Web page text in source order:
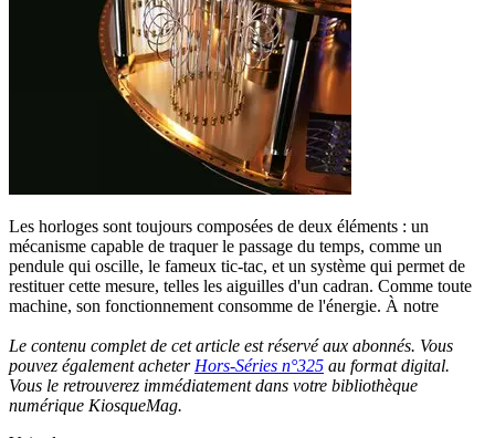
Les horloges sont toujours composées de deux éléments : un
mécanisme capable de traquer le passage du temps, comme un
pendule qui oscille, le fameux tic-tac, et un système qui permet de
restituer cette mesure, telles les aiguilles d'un cadran. Comme toute
machine, son fonctionnement consomme de l'énergie. À notre
Le contenu complet de cet article est réservé aux abonnés. Vous
pouvez également acheter Hors-Séries n°325 au format digital.
Vous le retrouverez immédiatement dans votre bibliothèque
numérique KiosqueMag.